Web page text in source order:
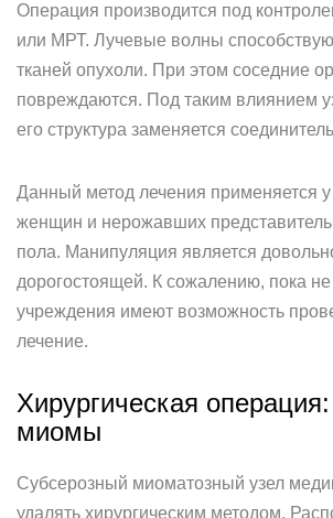
Операция производится под
или МРТ. Лучевые волны
тканей опухоли. При этом соседние
повреждаются. Под таким влиянием
его структура заменяется
Данный метод лечения применяется
женщин и нерожавших
пола. Манипуляция является
дорогостоящей. К сожалению, пока
учреждения имеют возможность
лечение.
Хирургическая
миомы
Субсерозный миоматозный узел
удалять хирургическим методом.